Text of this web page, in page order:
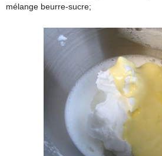
mélange beurre-sucre;